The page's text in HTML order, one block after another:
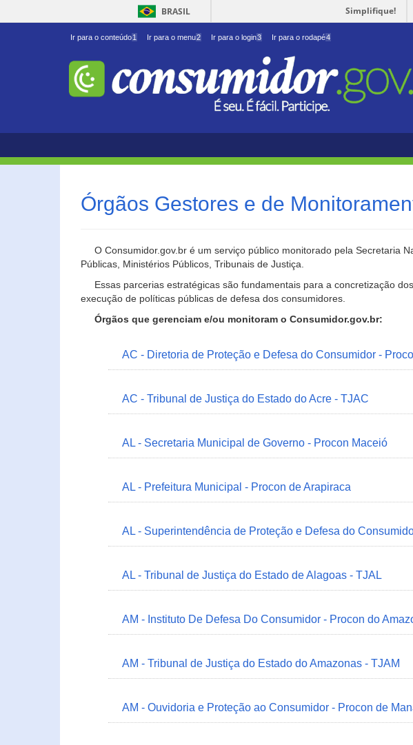
BRASIL Simplifique!
Ir para o conteúdo1 Ir para o menu2 Ir para o login3 Ir para o rodapé4
Órgãos Gestores e de
O Consumidor.gov.br é um serviço público monitorado pela Secretaria
Públicas, Ministérios Públicos, Tribunais de Justiça.
Essas parcerias estratégicas são fundamentais para a concretização
execução de políticas públicas de defesa dos consumidores.
Órgãos que gerenciam e/ou monitoram o Consumidor.gov.br:
AC - Diretoria de Proteção e Defesa do Consumidor -
AC - Tribunal de Justiça do Estado do Acre - TJAC
AL - Secretaria Municipal de Governo - Procon Maceió
AL - Prefeitura Municipal - Procon de Arapiraca
AL - Superintendência de Proteção e Defesa do
AL - Tribunal de Justiça do Estado de Alagoas - TJAL
AM - Instituto De Defesa Do Consumidor - Procon do
AM - Tribunal de Justiça do Estado do Amazonas - TJAM
AM - Ouvidoria e Proteção ao Consumidor - Procon de